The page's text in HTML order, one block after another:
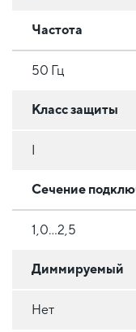
Частота
50 Гц
Класс защиты
Сечение
1,0...2,5
Диммируемый
Нет